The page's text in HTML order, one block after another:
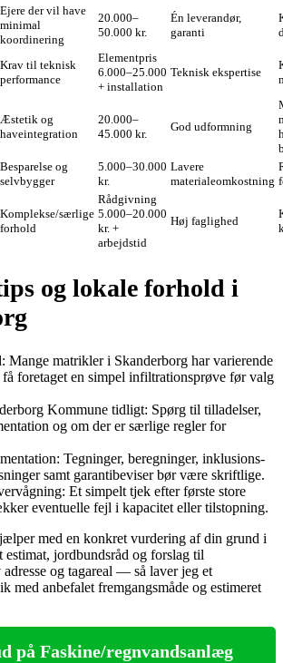
Ejere der vil have
minimal
koordinering
20.000–
50.000 kr.
Én leverandør,
garanti
Krav til teknisk
performance
Elementpris
6.000–25.000
+ installation
Teknisk ekspertise
Æstetik og
haveintegration
20.000–
45.000 kr.
God udformning
Besparelse og
selvbygger
5.000–30.000
kr.
Lavere
materialeomkostning
Komplekse/særlige
forhold
Rådgivning
5.000–20.000
kr. +
arbejdstid
Høj faglighed
og lokale forhold i
Mange matrikler i Skanderborg har varierende
foretaget en simpel infiltrationsprøve før valg
Kommune tidligt: Spørg til tilladelser,
og om der er særlige regler for
Tegninger, beregninger, inklusions-
samt garantibeviser bør være skriftlige.
Et simpelt tjek efter første store
eventuelle fejl i kapacitet eller tilstopning.
med en konkret vurdering af din grund i
estimat, jordbundsråd og forslag til
og tagareal — så laver jeg et
med anbefalet fremgangsmåde og estimeret
på Faskine/regnvandsanlæg